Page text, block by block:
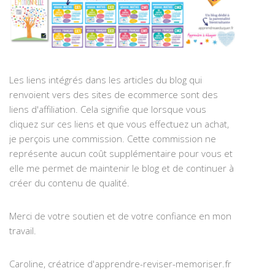
Les liens intégrés dans les articles du blog qui
renvoient vers des sites de ecommerce sont des
liens d'affiliation. Cela signifie que lorsque vous
cliquez sur ces liens et que vous effectuez un achat,
je perçois une commission. Cette commission ne
représente aucun coût supplémentaire pour vous et
elle me permet de maintenir le blog et de continuer à
créer du contenu de qualité.
Merci de votre soutien et de votre confiance en mon
travail.
Caroline, créatrice d'apprendre-reviser-memoriser.fr